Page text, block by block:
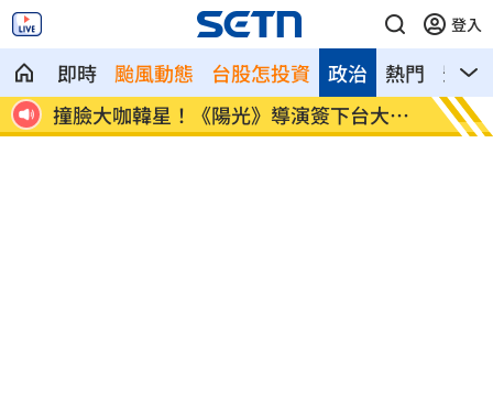
登入
即時 颱風動態 台股怎投資 熱門 影音
政治
了
撞臉大咖韓星！《陽光》導演簽下台大正
妹
台大
了